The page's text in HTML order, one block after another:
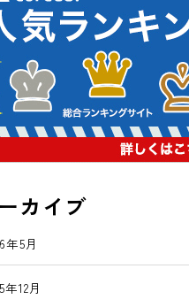
カイブ
年5月
年12月